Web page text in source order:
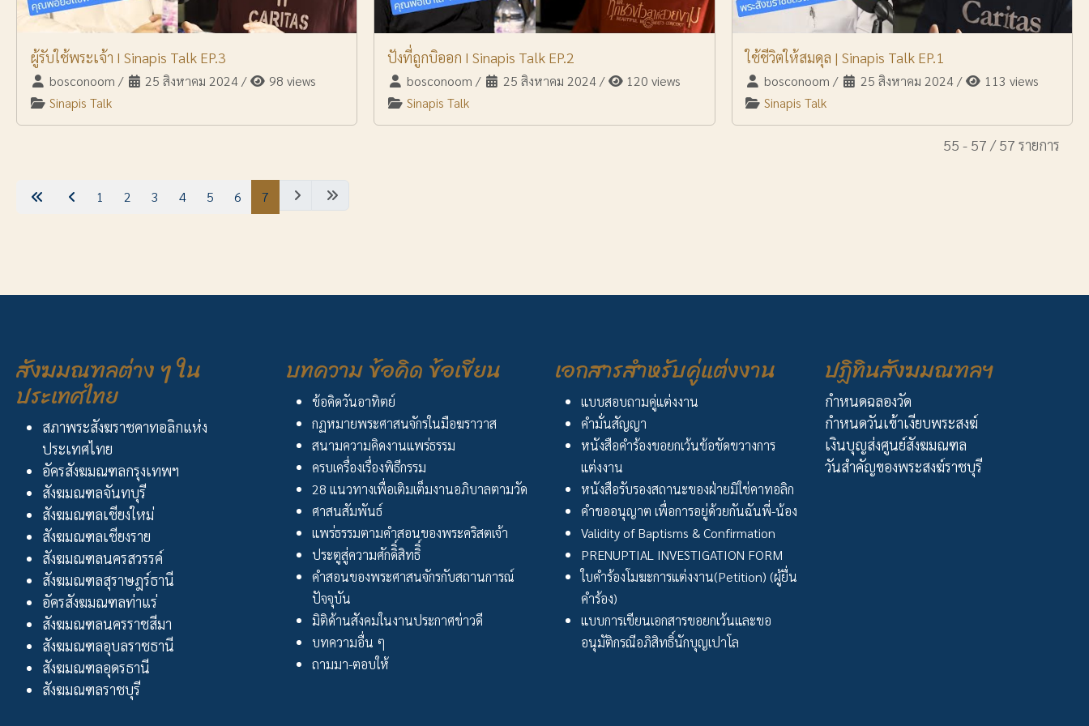
ผู้รับใช้พระเจ้า I Sinapis Talk EP.3
bosconoom / 25 สิงหาคม 2024/
98 views
Sinapis Talk
ปังที่ถูกบิออก I Sinapis Talk EP.2
bosconoom / 25 สิงหาคม 2024/
120 views
Sinapis Talk
ใช้ชีวิตให้สมดุล | Sinapis Talk EP.1
bosconoom / 25 สิงหาคม 2024/
113 views
Sinapis Talk
55 - 57 / 57 รายการ
1 2 3 4 5 6 7
สังฆมณฑลต่าง ๆ ใน
ประเทศไทย
สภาพระสังฆราชคาทอลิกแห่ง
ประเทศไทย
อัครสังฆมณฑลกรุงเทพฯ
สังฆมณฑลจันทบุรี
สังฆมณฑลเชียงใหม่
สังฆมณฑลเชียงราย
สังฆมณฑลนครสวรรค์
สังฆมณฑลสุราษฎร์ธานี
อัครสังฆมณฑลท่าแร่
สังฆมณฑลนครราชสีมา
สังฆมณฑลอุบลราชธานี
สังฆมณฑลอุดรธานี
สังฆมณฑลราชบุรี
บทความ ข้อคิด ข้อเขียน
ข้อคิดวันอาทิตย์
กฏหมายพระศาสนจักรในมือฆราวาส
สนามความคิดงานแพร่ธรรม
ครบเครื่องเรื่องพิธีกรรม
28 แนวทางเพื่อเติมเต็มงานอภิบาลตามวัด
ศาสนสัมพันธ์
แพร่ธรรมตามคำสอนของพระคริสตเจ้า
ประตูสู่ความศักดิิ์สิทธิิ์
คำสอนของพระศาสนจักรกับสถานการณ์
ปัจจุบัน
มิติด้านสังคมในงานประกาศข่าวดี
บทความอื่น ๆ
ถามมา-ตอบให้
เอกสารสำหรับคู่แต่งงาน
แบบสอบถามคู่แต่งงาน
คำมั่นสัญญา
หนังสือคำร้องขอยกเว้นข้อขัดขวางการ
แต่งงาน
หนังสือรับรองสถานะของฝ่ายมิใช่คาทอลิก
คำขออนุญาต เพื่อการอยู่ด้วยกันฉันพี่-น้อง
Validity of Baptisms & Confirmation
PRENUPTIAL INVESTIGATION FORM
ใบคำร้องโมฆะการแต่งงาน(Petition) (ผู้ยื่น
คำร้อง)
แบบการเขียนเอกสารขอยกเว้นและขอ
อนุมัติกรณีอภิสิทธิ์นักบุญเปาโล
ปฏิทินสังฆมณฑลฯ
กำหนดฉลองวัด
กำหนดวันเข้าเงียบพระสงฆ์
เงินบุญส่งศูนย์สังฆมณฑล
วันสำคัญของพระสงฆ์ราชบุรี